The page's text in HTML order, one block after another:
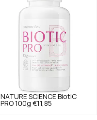
NATURE SCIENCE BiotiC
PRO 100g €11,85